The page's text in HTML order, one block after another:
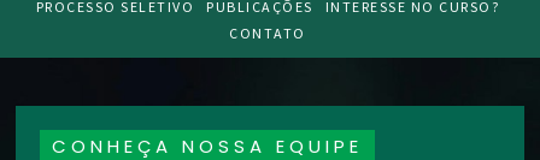
PROCESSO SELETIVO PUBLICAÇÕES
INTERESSE NO CURSO?
CONTATO
CONHEÇA NOSSA EQUIPE